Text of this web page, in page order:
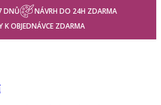
DNŮ
NÁVRH DO 24H ZDARMA
K OBJEDNÁVCE ZDARMA